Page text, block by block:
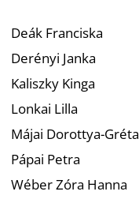
Deák Franciska
Derényi Janka
Kaliszky Kinga
Lonkai Lilla
Májai Dorottya-Gréta
Pápai Petra
Wéber Zóra Hanna